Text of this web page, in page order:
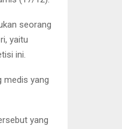
seorang
yaitu
ini.
medis yang
yang